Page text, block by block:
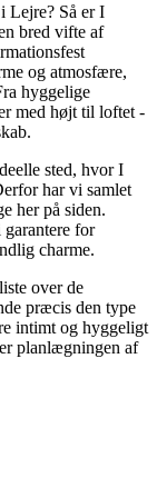
Lejre? Så er I
bred vifte af
og atmosfære,
hyggelige
med højt til loftet -
sted, hvor I
har vi samlet
her på siden.
for
charme.
over de
præcis den type
intimt og hyggeligt
planlægningen af